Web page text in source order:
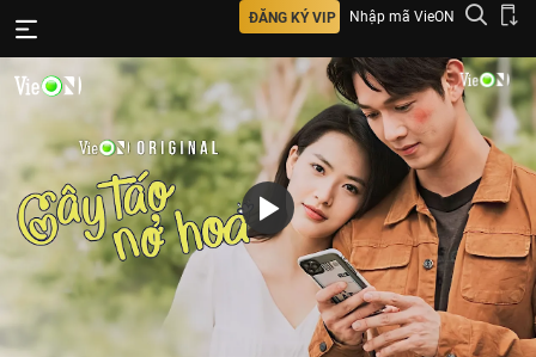
ĐĂNG KÝ VIP Nhập mã VieON